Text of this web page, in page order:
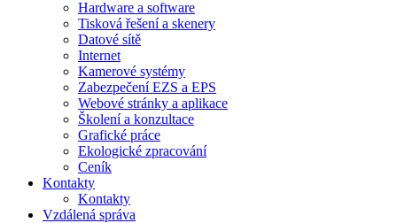
Hardware a software
Tisková řešení a skenery
Datové sítě
Internet
Kamerové systémy
Zabezpečení EZS a EPS
Webové stránky a aplikace
Školení a konzultace
Grafické práce
Ekologické zpracování
Ceník
Kontakty
Kontakty
Vzdálená správa